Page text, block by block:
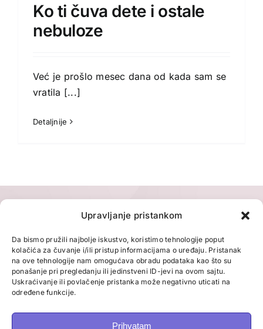
Upravljanje pristankom
Da bismo pružili najbolje iskustvo, koristimo tehnologije poput
kolačića za čuvanje i/ili pristup informacijama o uređaju. Pristanak
na ove tehnologije nam omogućava obradu podataka kao što su
ponašanje pri pregledanju ili jedinstveni ID-jevi na ovom sajtu.
Uskraćivanje ili povlačenje pristanka može negativno uticati na
određene funkcije.
Prihvatam
Ko ti čuva dete i ostale
nebuloze
Već je prošlo mesec dana od kada sam se
vratila [...]
Detaljnije